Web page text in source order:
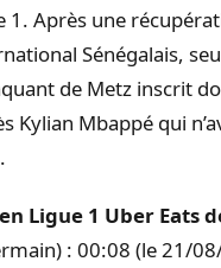
1. Après une
Sénégalais,
de Metz inscrit
Kylian Mbappé qui
Ligue 1 Uber Eats
: 00:08 (le 21/